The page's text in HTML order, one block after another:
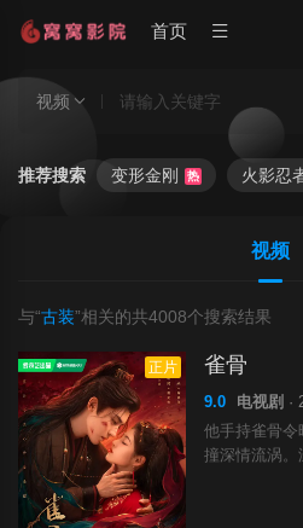
首页
视频
推荐搜索 变形金刚 热 火影忍
视频
与“古装”相关的共4008个搜索结果
正片 雀骨
9.0 电视剧 ·
他手持雀骨令
撞深情流涡。